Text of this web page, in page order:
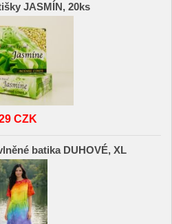
JASMÍN, 20ks
CZK
batika DUHOVÉ, XL